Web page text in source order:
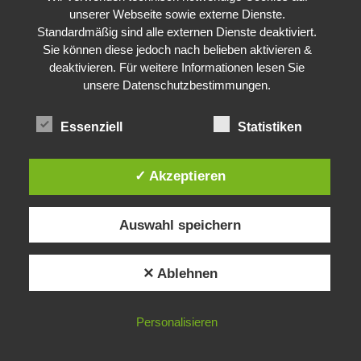
unserer Webseite sowie externe Dienste.
Standardmäßig sind alle externen Dienste deaktiviert.
Sie können diese jedoch nach belieben aktivieren &
deaktivieren. Für weitere Informationen lesen Sie
unsere Datenschutzbestimmungen.
Essenziell Statistiken
✓ Akzeptieren
Auswahl speichern
✕ Ablehnen
Personalisieren